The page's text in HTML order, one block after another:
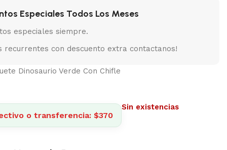
Especiales Todos Los Meses
especiales siempre.
recurrentes con descuento extra contactanos!
Dinosaurio Verde Con Chifle
o transferencia: $370
Sin existencias